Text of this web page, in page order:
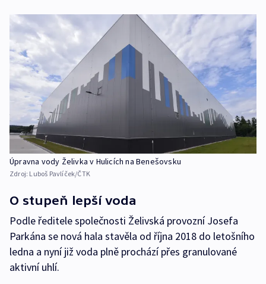
Úpravna vody Želivka v Hulicích na Benešovsku
Zdroj: Luboš Pavlíček/ČTK
O stupeň lepší voda
Podle ředitele společnosti Želivská provozní Josefa
Parkána se nová hala stavěla od října 2018 do letošního
ledna a nyní již voda plně prochází přes granulované
aktivní uhlí.